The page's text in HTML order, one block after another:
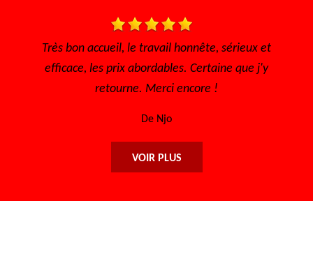
Très bon accueil, le travail honnête, sérieux et
efficace, les prix abordables. Certaine que j'y
retourne. Merci encore !
De Njo
VOIR PLUS